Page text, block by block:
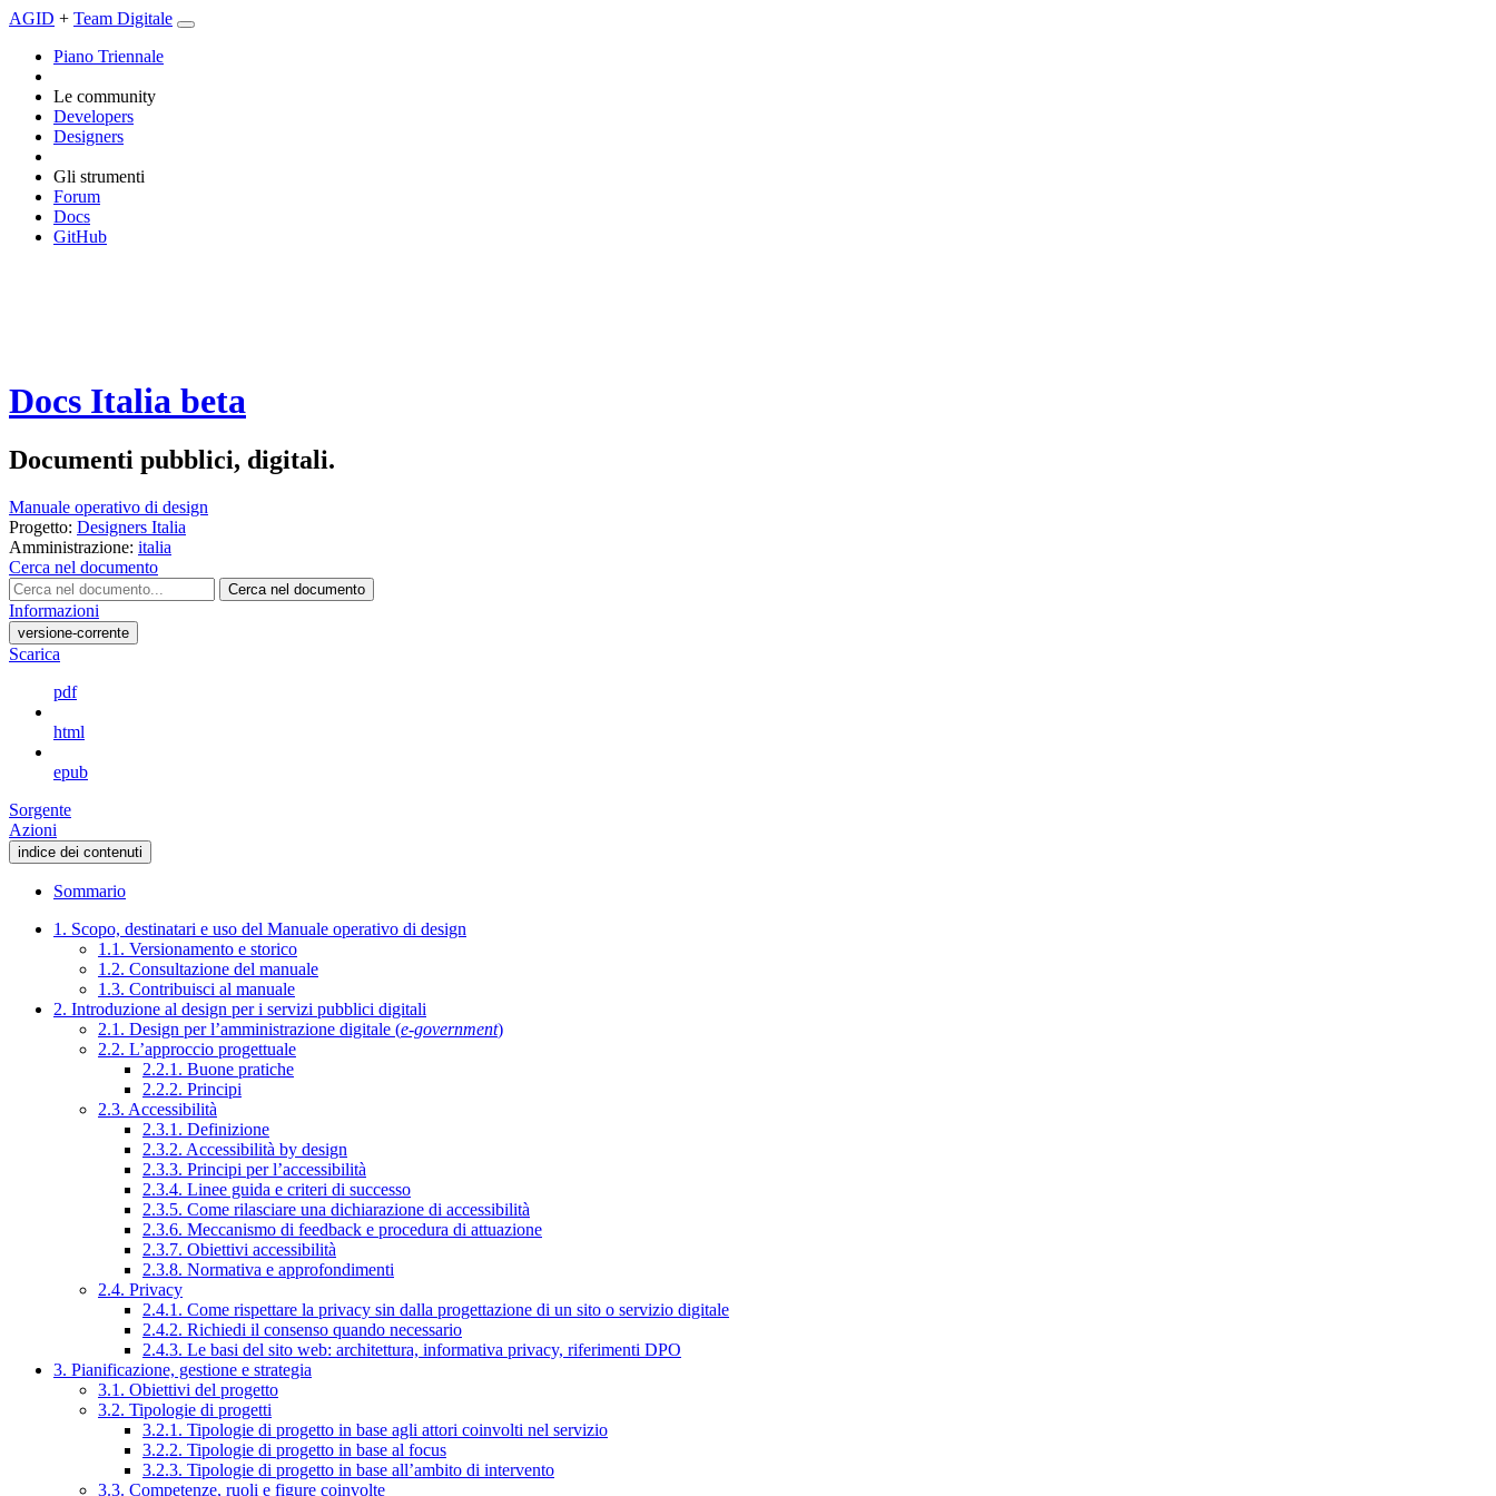
AGID + Team Digitale
Piano Triennale
Le community
Developers
Designers
Gli strumenti
Forum
Docs
GitHub
Docs Italia beta
Documenti pubblici, digitali.
Manuale operativo di design
Progetto: Designers Italia
Amministrazione: italia
Cerca nel documento
Cerca nel documento
Informazioni
versione-corrente
Scarica
pdf
html
epub
Sorgente
Azioni
indice dei contenuti
Sommario
1. Scopo, destinatari e uso del Manuale operativo di design
1.1. Versionamento e storico
1.2. Consultazione del manuale
1.3. Contribuisci al manuale
2. Introduzione al design per i servizi pubblici digitali
2.1. Design per l’amministrazione digitale (e-government)
2.2. L’approccio progettuale
2.2.1. Buone pratiche
2.2.2. Principi
2.3. Accessibilità
2.3.1. Definizione
2.3.2. Accessibilità by design
2.3.3. Principi per l’accessibilità
2.3.4. Linee guida e criteri di successo
2.3.5. Come rilasciare una dichiarazione di accessibilità
2.3.6. Meccanismo di feedback e procedura di attuazione
2.3.7. Obiettivi accessibilità
2.3.8. Normativa e approfondimenti
2.4. Privacy
2.4.1. Come rispettare la privacy sin dalla progettazione di un sito o servizio digitale
2.4.2. Richiedi il consenso quando necessario
2.4.3. Le basi del sito web: architettura, informativa privacy, riferimenti DPO
3. Pianificazione, gestione e strategia
3.1. Obiettivi del progetto
3.2. Tipologie di progetti
3.2.1. Tipologie di progetto in base agli attori coinvolti nel servizio
3.2.2. Tipologie di progetto in base al focus
3.2.3. Tipologie di progetto in base all’ambito di intervento
3.3. Competenze, ruoli e figure coinvolte